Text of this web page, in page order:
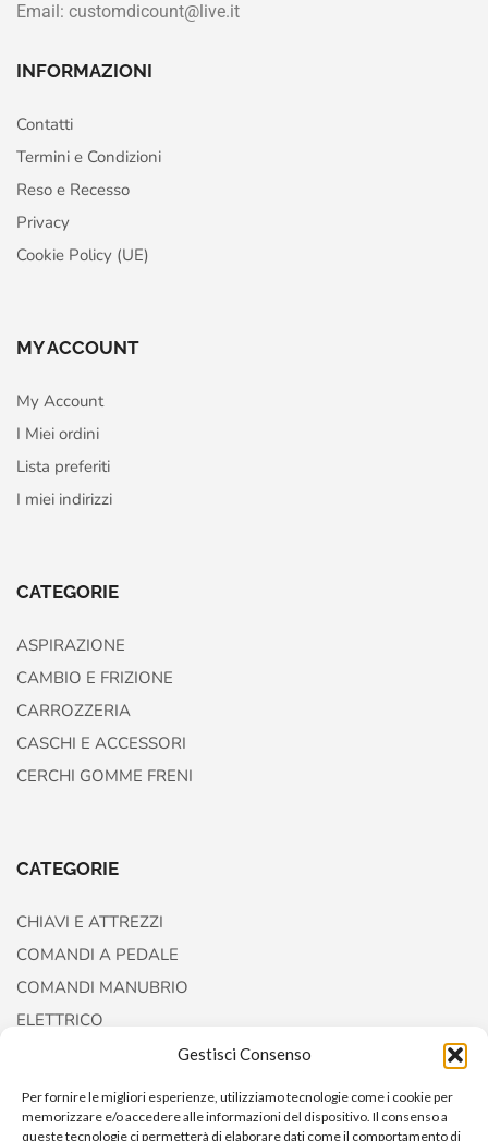
Gestisci Consenso
Per fornire le migliori esperienze, utilizziamo tecnologie come i cookie per
memorizzare e/o accedere alle informazioni del dispositivo. Il consenso a
queste tecnologie ci permetterà di elaborare dati come il comportamento di
Email: customdicount@live.it
INFORMAZIONI
Contatti
Termini e Condizioni
Reso e Recesso
Privacy
Cookie Policy (UE)
MY ACCOUNT
My Account
I Miei ordini
Lista preferiti
I miei indirizzi
CATEGORIE
ASPIRAZIONE
CAMBIO E FRIZIONE
CARROZZERIA
CASCHI E ACCESSORI
CERCHI GOMME FRENI
CATEGORIE
CHIAVI E ATTREZZI
COMANDI A PEDALE
COMANDI MANUBRIO
ELETTRICO
FORCELLE E AMMORTIZZATORI